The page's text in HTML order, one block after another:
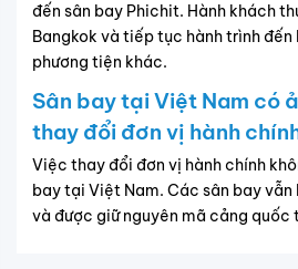
đến sân bay Phichit. Hành khách
Bangkok và tiếp tục hành trình
phương tiện khác.
Sân bay tại Việt Nam có
thay đổi đơn vị hành
Việc thay đổi đơn vị hành chính
bay tại Việt Nam. Các sân bay
và được giữ nguyên mã cảng quốc